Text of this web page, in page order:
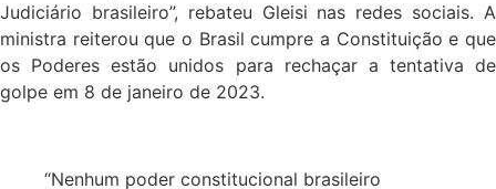
Judiciário brasileiro”, rebateu Gleisi nas redes sociais. A
ministra reiterou que o Brasil cumpre a Constituição e que
os Poderes estão unidos para rechaçar a tentativa de
golpe em 8 de janeiro de 2023.
“Nenhum poder constitucional brasileiro